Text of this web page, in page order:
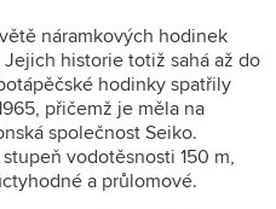
náramkových hodinek
historie totiž sahá až do
hodinky spatřily
přičemž je měla na
společnost Seiko.
vodotěsnosti 150 m,
a průlomové.